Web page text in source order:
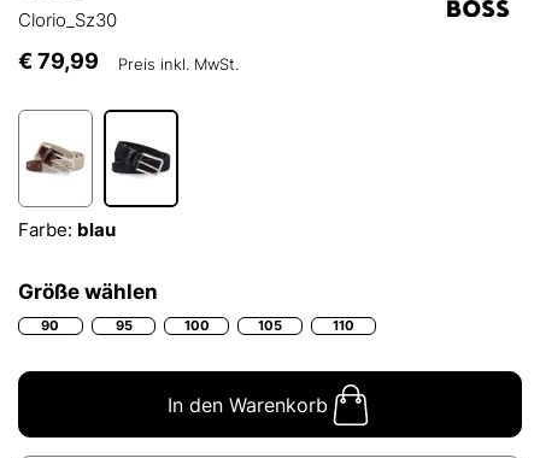
Clorio_Sz30
€ 79,99 Preis inkl. MwSt.
Farbe: blau
Größe wählen
90 95 100 105 110
In den Warenkorb